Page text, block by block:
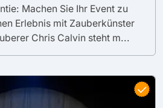
Machen Sie Ihr Event zu
Erlebnis mit Zauberkünster
Chris Calvin steht m...